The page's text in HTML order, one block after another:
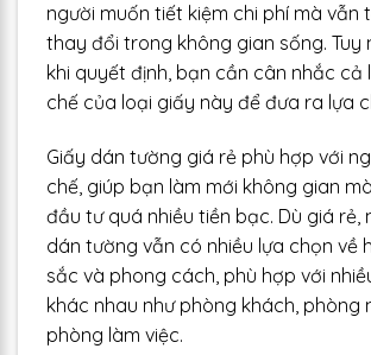
người muốn tiết kiệm chi phí mà vẫn
thay đổi trong không gian sống. Tuy
khi quyết định, bạn cần cân nhắc cả
chế của loại giấy này để đưa ra lựa
Giấy dán tường giá rẻ phù hợp với
chế, giúp bạn làm mới không gian
đầu tư quá nhiều tiền bạc. Dù giá rẻ,
dán tường vẫn có nhiều lựa chọn về
sắc và phong cách, phù hợp với
khác nhau như phòng khách, phòng
phòng làm việc.